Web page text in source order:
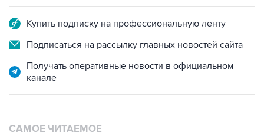
Купить подписку на профессиональную ленту
Подписаться на рассылку главных новостей сайта
Получать оперативные новости в официальном
канале
САМОЕ ЧИТАЕМОЕ